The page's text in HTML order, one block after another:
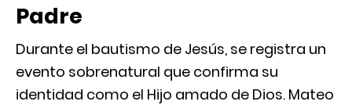
Padre
Durante el bautismo de Jesús, se registra un
evento sobrenatural que confirma su
identidad como el Hijo amado de Dios. Mateo